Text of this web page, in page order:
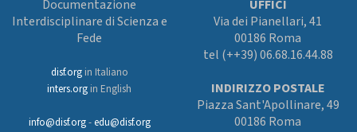
Documentazione
Interdisciplinare di Scienza e
Fede
disf.orgin Italiano
inters.org in English
info@disf.org-edu@disf.org
UFFICI
Via dei Pianellari, 41
00186 Roma
tel (++39) 06.68.16.44.88
INDIRIZZO POSTALE
Piazza Sant'Apollinare, 49
00186 Roma